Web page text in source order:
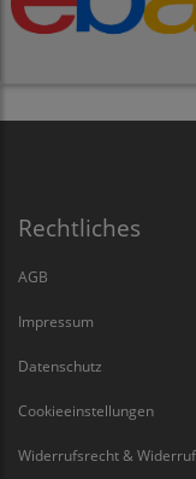
Rechtliches
AGB
Impressum
Datenschutz
Cookieeinstellungen
Widerrufsrecht &